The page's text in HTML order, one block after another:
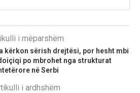
i mëparshëm
kërkon sërish drejtësi, por hesht mbi
po mbrohet nga strukturat
në Serbi
i ardhshëm